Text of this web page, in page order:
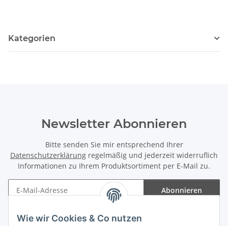
Wie wir Cookies & Co nutzen
Kategorien
Newsletter Abonnieren
Bitte senden Sie mir entsprechend Ihrer
Datenschutzerklärung regelmäßig und jederzeit widerruflich
Informationen zu Ihrem Produktsortiment per E-Mail zu.
Abonnieren